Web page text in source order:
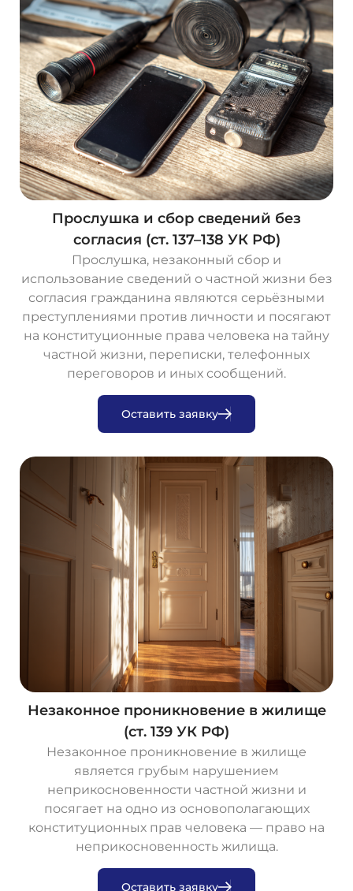
Прослушка и сбор сведений без
согласия (ст. 137–138 УК РФ)
Прослушка, незаконный сбор и
использование сведений о частной жизни без
согласия гражданина являются серьёзными
преступлениями против личности и посягают
на конституционные права человека на тайну
частной жизни, переписки, телефонных
переговоров и иных сообщений.
Оставить заявку
Незаконное проникновение в жилище
(ст. 139 УК РФ)
Незаконное проникновение в жилище
является грубым нарушением
неприкосновенности частной жизни и
посягает на одно из основополагающих
конституционных прав человека — право на
неприкосновенность жилища.
Оставить заявку